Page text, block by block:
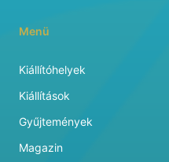
Menü
Kiállítóhelyek
Kiállítások
Gyűjtemények
Magazin